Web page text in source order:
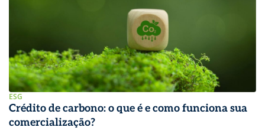
ESG
Crédito de carbono: o que é e como funciona sua
comercialização?